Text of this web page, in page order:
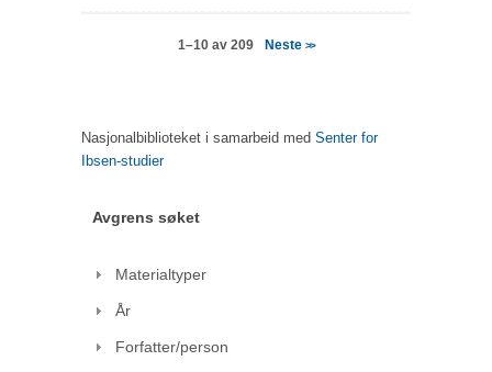
1–10 av 209 Neste >>
Nasjonalbiblioteket i samarbeid med Senter for
Ibsen-studier
Avgrens søket
Materialtyper
År
Forfatter/person